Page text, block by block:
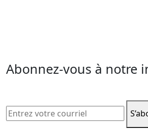
Abonnez-vous à notre